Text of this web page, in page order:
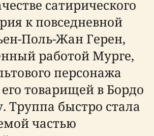
сатирического
к повседневной
Поль-Жан Герен,
работой Мурге,
персонажа
товарищей в Бордо
Труппа быстро стала
частью